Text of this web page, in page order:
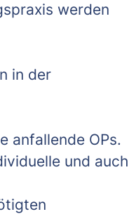
werden
in der
anfallende OPs.
und auch